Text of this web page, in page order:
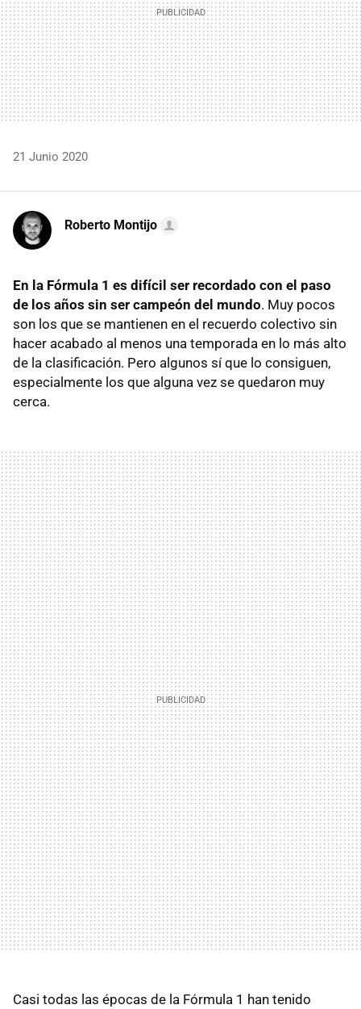
21 Junio 2020
Roberto Montijo
En la Fórmula 1 es difícil ser recordado con el paso
de los años sin ser campeón del mundo. Muy pocos
son los que se mantienen en el recuerdo colectivo sin
hacer acabado al menos una temporada en lo más alto
de la clasificación. Pero algunos sí que lo consiguen,
especialmente los que alguna vez se quedaron muy
cerca.
Casi todas las épocas de la Fórmula 1 han tenido